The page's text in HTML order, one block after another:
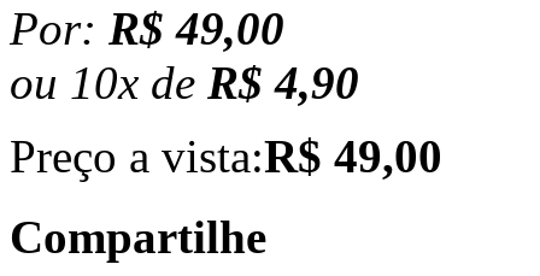
Por: R$ 49,00
ou 10x de R$ 4,90
Preço a vista:R$ 49,00
Compartilhe